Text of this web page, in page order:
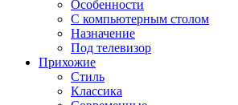
Особенности
С компьютерным столом
Назначение
Под телевизор
Прихожие
Стиль
Классика